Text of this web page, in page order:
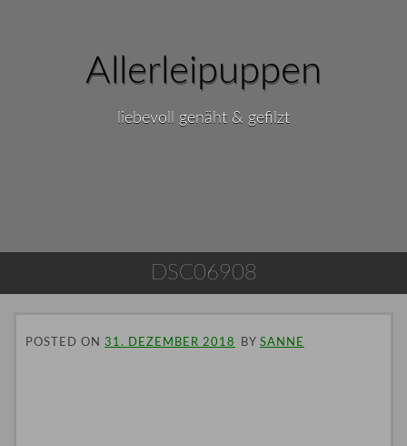
Allerleipuppen
liebevoll genäht & gefilzt
DSC06908
POSTED ON 31. DEZEMBER 2018 BY SANNE